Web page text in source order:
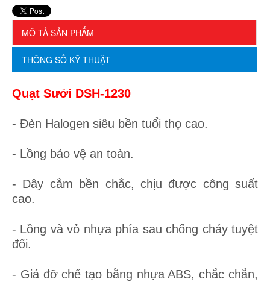
MÔ TẢ SẢN PHẨM
THÔNG SỐ KỸ THUẬT
Quạt Sưởi DSH-1230
- Đèn Halogen siêu bền tuổi thọ cao.
- Lồng bảo vệ an toàn.
- Dây cắm bền chắc, chịu được công suất
cao.
- Lồng và vỏ nhựa phía sau chống cháy tuyệt
đối.
- Giá đỡ chế tạo bằng nhựa ABS, chắc chắn,